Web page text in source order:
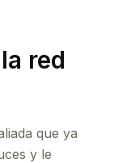
red
que ya
y le